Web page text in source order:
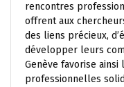
rencontres
offrent aux
des liens précieux,
développer leurs
Genève favorise
professionnelles